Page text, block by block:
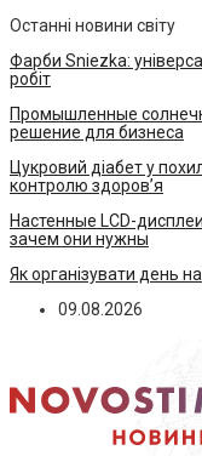
Останні новини світу
Фарби Sniezka:
робіт
Промышленные
решение для бизнеса
Цукровий діабет у
контролю здоров’я
Настенные LCD-
зачем они нужны
Як організувати день
09.08.2026